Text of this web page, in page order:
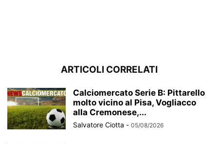
ARTICOLI CORRELATI
Calciomercato Serie B: Pittarello
molto vicino al Pisa, Vogliacco
alla Cremonese,...
Salvatore Ciotta - 05/08/2026